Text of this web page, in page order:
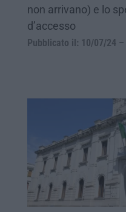
non arrivano) e lo
d’accesso
Pubblicato il: 10/07/24 –